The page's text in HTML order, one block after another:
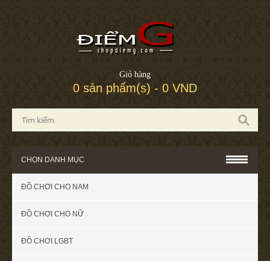
Giỏ hàng
0 sản phẩm(s) - 0 VND
CHỌN DANH MỤC
ĐỒ CHƠI CHO NAM
ĐỒ CHƠI CHO NỮ
ĐỒ CHƠI LGBT